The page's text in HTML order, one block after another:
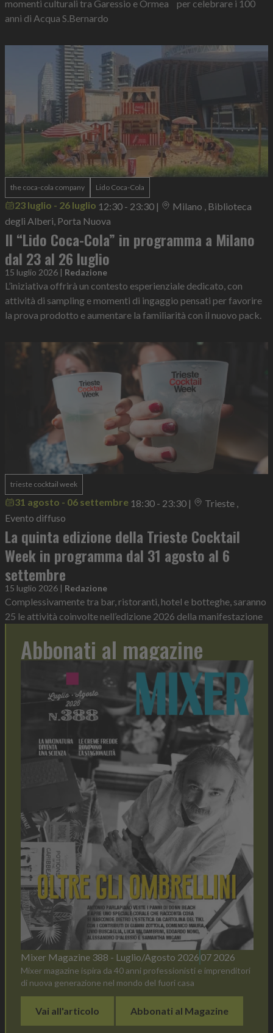
momenti culturali tra Garessio e Ormea per celebrare i 100
anni di Acqua S.Bernardo
the coca-cola company Lido Coca-Cola
23 luglio - 26 luglio 12:30 - 23:30 |
Milano , Biblioteca
degli Alberi, Porta Nuova
Il “Lido Coca-Cola” in programma a Milano
dal 23 al 26 luglio
15 luglio 2026 | Redazione
L’iniziativa offrirà un contesto esperienziale dedicato, con
attività di sampling e momenti di ingaggio pensati per favorire
la prova prodotto e aumentare la familiarità con il nuovo pack.
trieste cocktail week
31 agosto - 06 settembre 18:30 - 23:30 |
Trieste ,
Evento diffuso
La quinta edizione della Trieste Cocktail
Week in programma dal 31 agosto al 6
settembre
15 luglio 2026 | Redazione
Complessivamente tra bar, ristoranti, hotel e botteghe, saranno
25 le attività coinvolte nell’edizione 2026 della manifestazione
Abbonati al magazine
Mixer Magazine 388 - Luglio/Agosto 2026 07 2026
Mixer magazine ispira da 40 anni professionisti e imprenditori
di nuova generazione nel mondo del fuori casa
Vai all'articolo Abbonati al Magazine